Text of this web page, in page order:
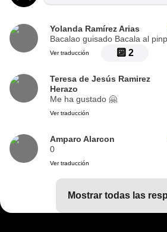
Yolanda Ramírez Arias
Bacalao guisado Bacala al
Ver traducción 🔟 2
Teresa de Jesús Ramirez
Herazo
Me ha gustado 🤗
Ver traducción
Amparo Alarcon
0
Ver traducción
mostrar todas las